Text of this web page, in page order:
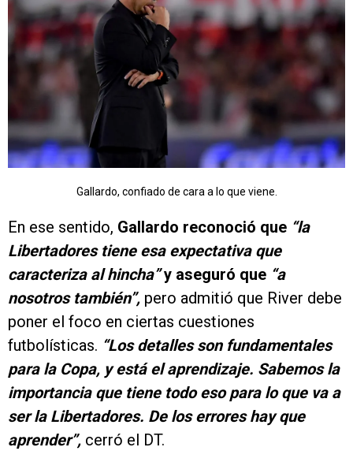
Gallardo, confiado de cara a lo que viene.
En ese sentido, Gallardo reconoció que “la
Libertadores tiene esa expectativa que
caracteriza al hincha”y aseguró que “a
nosotros también”, pero admitió que River debe
poner el foco en ciertas cuestiones
futbolísticas. “Los detalles son fundamentales
para la Copa, y está el aprendizaje. Sabemos la
importancia que tiene todo eso para lo que va a
ser la Libertadores. De los errores hay que
aprender”, cerró el DT.